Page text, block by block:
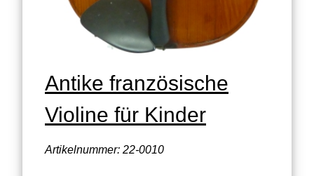
Antike französische
Violine für Kinder
Artikelnummer: 22-0010